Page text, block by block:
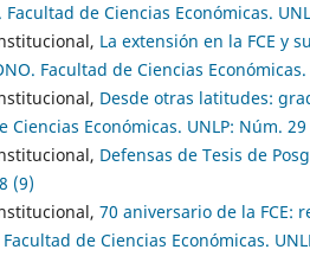
Facultad de Ciencias Económicas.
La extensión en la FCE y
Facultad de Ciencias
Desde otras latitudes:
Ciencias Económicas. UNLP: Núm.
Defensas de Tesis de
(9)
70 aniversario de la FCE:
Facultad de Ciencias Económicas.